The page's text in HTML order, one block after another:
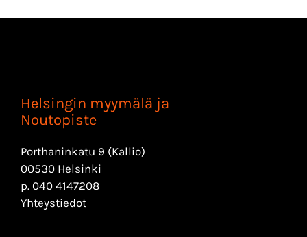
Helsingin myymälä ja
Noutopiste
Porthaninkatu 9 (Kallio)
00530 Helsinki
p. 040 4147208
Yhteystiedot